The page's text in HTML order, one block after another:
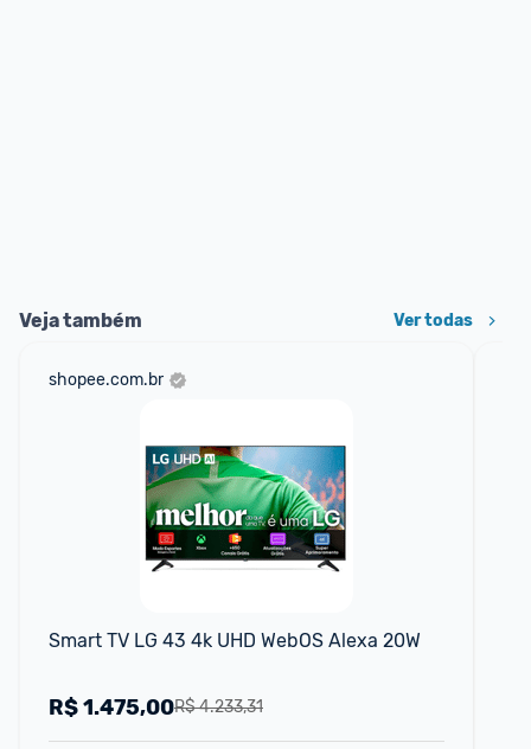
Veja também Ver todas
shopee.com.br
Smart TV LG 43 4k UHD WebOS Alexa 20W
R$ 4.233,31
R$1.475,00